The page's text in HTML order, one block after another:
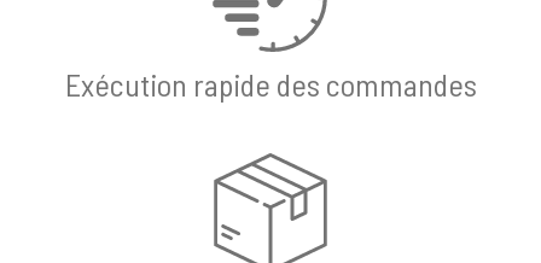
Exécution rapide des commandes